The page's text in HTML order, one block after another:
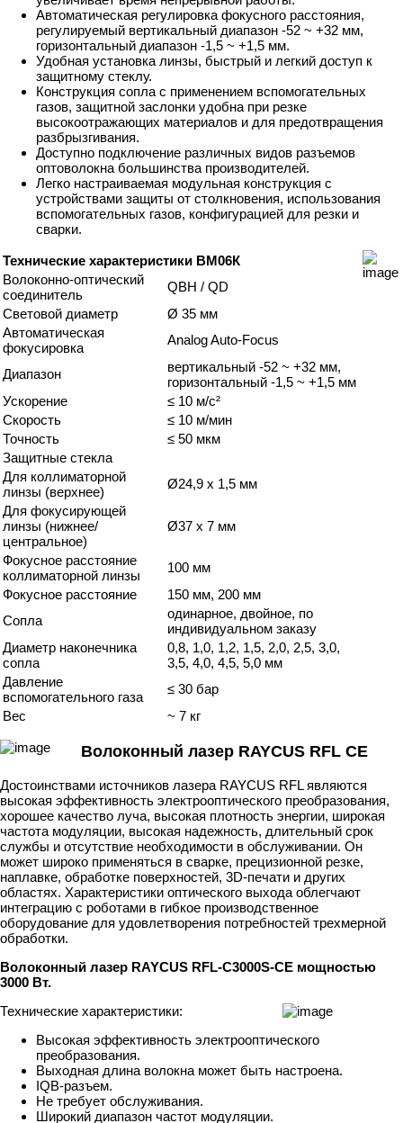
Автоматическая регулировка фокусного расстояния,
регулируемый вертикальный диапазон -52 ~ +32 мм,
горизонтальный диапазон -1,5 ~ +1,5 мм.
Удобная установка линзы, быстрый и легкий доступ к
защитному стеклу.
Конструкция сопла с применением вспомогательных
газов, защитной заслонки удобна при резке
высокоотражающих материалов и для предотвращения
разбрызгивания.
Доступно подключение различных видов разъемов
оптоволокна большинства производителей.
Легко настраиваемая модульная конструкция с
устройствами защиты от столкновения, использования
вспомогательных газов, конфигурацией для резки и
сварки.
Технические характеристики BM06К
Волоконно-оптический
соединитель
QBH / QD
Световой диаметр
Ø 35 мм
Автоматическая
фокусировка
Analog Auto-Focus
Диапазон
вертикальный -52 ~ +32 мм,
горизонтальный -1,5 ~ +1,5 мм
Ускорение
≤ 10 м/с²
Скорость
≤ 10 м/мин
Точность
≤ 50 мкм
Защитные стекла
Для коллиматорной
линзы (верхнее)
Ø24,9 x 1,5 мм
Для фокусирующей
линзы (нижнее/
центральное)
Ø37 x 7 мм
Фокусное расстояние
коллиматорной линзы
100 мм
Фокусное расстояние
150 мм, 200 мм
Сопла
одинарное, двойное, по
индивидуальном заказу
Диаметр наконечника
сопла
0,8, 1,0, 1,2, 1,5, 2,0, 2,5, 3,0,
3,5, 4,0, 4,5, 5,0 мм
Давление
вспомогательного газа
≤ 30 бар
Вес
~ 7 кг
Волоконный лазер RAYCUS RFL CE
Достоинствами источников лазера RAYCUS RFL являются
высокая эффективность электрооптического преобразования,
хорошее качество луча, высокая плотность энергии, широкая
частота модуляции, высокая надежность, длительный срок
службы и отсутствие необходимости в обслуживании. Он
может широко применяться в сварке, прецизионной резке,
наплавке, обработке поверхностей, 3D-печати и других
областях. Характеристики оптического выхода облегчают
интеграцию с роботами в гибкое производственное
оборудование для удовлетворения потребностей трехмерной
обработки.
Волоконный лазер RAYCUS RFL-C3000S-CE мощностью
3000 Вт.
Технические характеристики:
Высокая эффективность электрооптического
преобразования.
Выходная длина волокна может быть настроена.
IQB-разъем.
Не требует обслуживания.
Широкий диапазон частот модуляции.